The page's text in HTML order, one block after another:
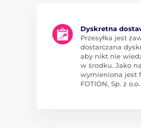
Dyskretna
Przesyłka jest
dostarczana
aby nikt nie
w środku. Jako
wymieniona jest
FOTION, Sp. z o.o.